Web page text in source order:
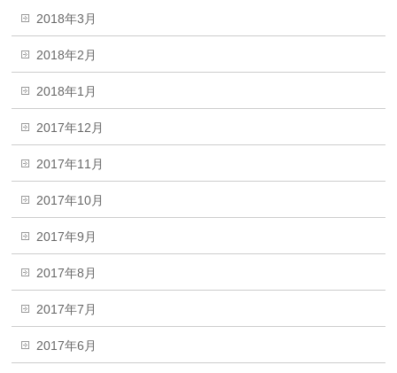
2018年3月
2018年2月
2018年1月
2017年12月
2017年11月
2017年10月
2017年9月
2017年8月
2017年7月
2017年6月